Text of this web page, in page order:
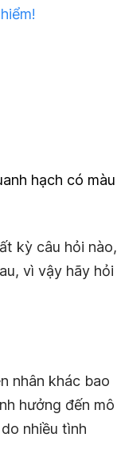
hạch có màu
kỳ câu hỏi nào,
vì vậy hãy hỏi
nhân khác bao
hưởng đến mô
nhiều tình